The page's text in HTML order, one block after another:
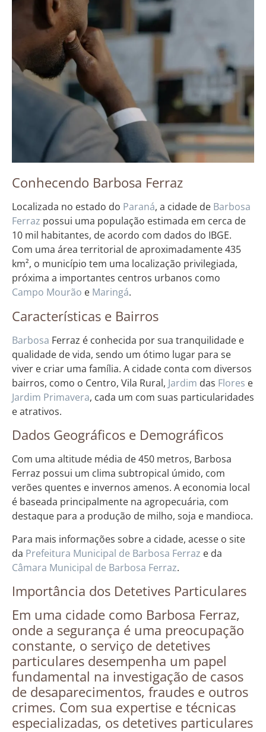
Conhecendo Barbosa Ferraz
Localizada no estado do Paraná, a cidade de Barbosa
Ferraz possui uma população estimada em cerca de
10 mil habitantes, de acordo com dados do IBGE.
Com uma área territorial de aproximadamente 435
km², o município tem uma localização privilegiada,
próxima a importantes centros urbanos como
Campo Mourão e Maringá.
Características e Bairros
Barbosa Ferraz é conhecida por sua tranquilidade e
qualidade de vida, sendo um ótimo lugar para se
viver e criar uma família. A cidade conta com diversos
bairros, como o Centro, Vila Rural, Jardim das Flores e
Jardim Primavera, cada um com suas particularidades
e atrativos.
Dados Geográficos e Demográficos
Com uma altitude média de 450 metros, Barbosa
Ferraz possui um clima subtropical úmido, com
verões quentes e invernos amenos. A economia local
é baseada principalmente na agropecuária, com
destaque para a produção de milho, soja e mandioca.
Para mais informações sobre a cidade, acesse o site
da Prefeitura Municipal de Barbosa Ferraz e da
Câmara Municipal de Barbosa Ferraz.
Importância dos Detetives Particulares
Em uma cidade como Barbosa Ferraz,
onde a segurança é uma preocupação
constante, o serviço de detetives
particulares desempenha um papel
fundamental na investigação de casos
de desaparecimentos, fraudes e outros
crimes. Com sua expertise e técnicas
especializadas, os detetives particulares